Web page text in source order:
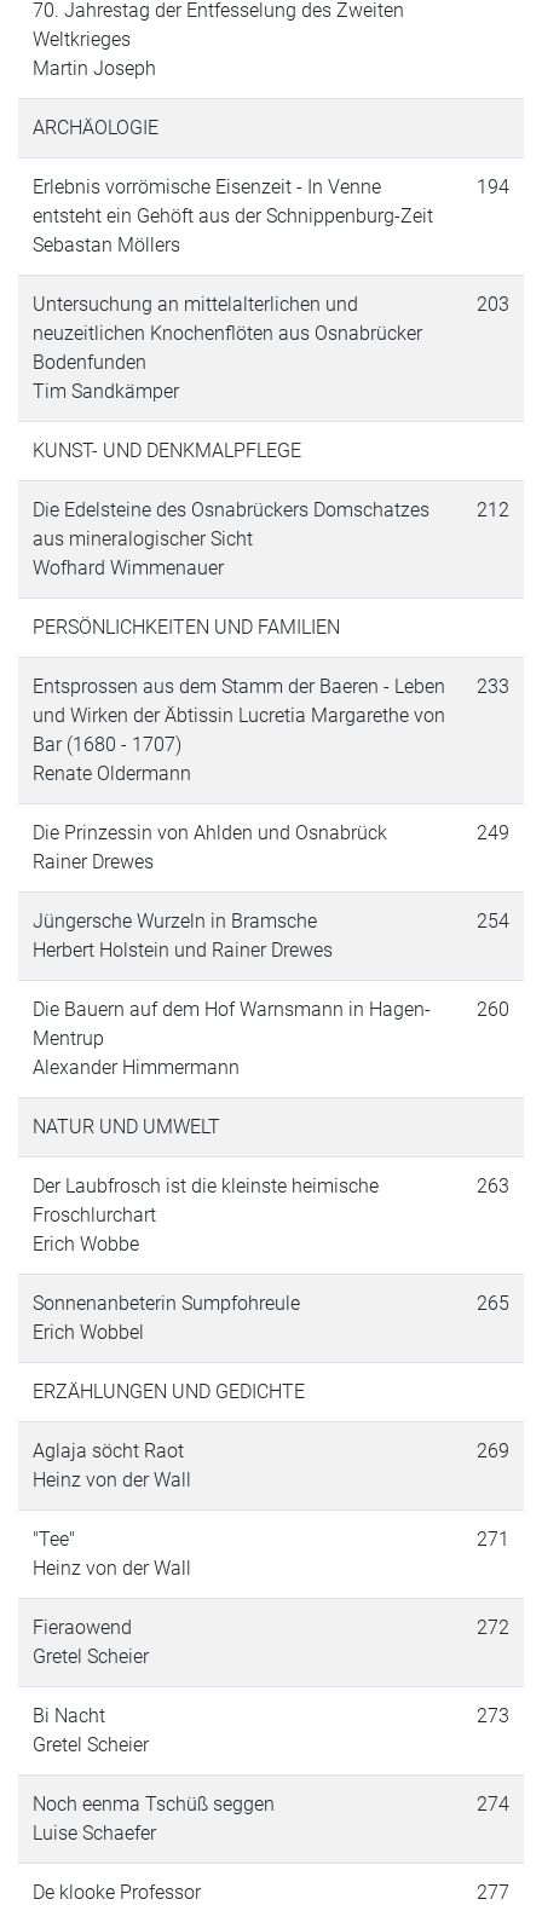
70. Jahrestag der Entfesselung des Zweiten
Weltkrieges
Martin Joseph
ARCHÄOLOGIE
Erlebnis vorrömische Eisenzeit - In Venne
entsteht ein Gehöft aus der Schnippenburg-Zeit
Sebastan Möllers
194
Untersuchung an mittelalterlichen und
neuzeitlichen Knochenflöten aus Osnabrücker
Bodenfunden
Tim Sandkämper
203
KUNST- UND DENKMALPFLEGE
Die Edelsteine des Osnabrückers Domschatzes
aus mineralogischer Sicht
Wofhard Wimmenauer
212
PERSÖNLICHKEITEN UND FAMILIEN
Entsprossen aus dem Stamm der Baeren - Leben
und Wirken der Äbtissin Lucretia Margarethe von
Bar (1680 - 1707)
Renate Oldermann
233
Die Prinzessin von Ahlden und Osnabrück
Rainer Drewes
249
Jüngersche Wurzeln in Bramsche
Herbert Holstein und Rainer Drewes
254
Die Bauern auf dem Hof Warnsmann in Hagen-
Mentrup
Alexander Himmermann
260
NATUR UND UMWELT
Der Laubfrosch ist die kleinste heimische
Froschlurchart
Erich Wobbe
263
Sonnenanbeterin Sumpfohreule
Erich Wobbel
265
ERZÄHLUNGEN UND GEDICHTE
Aglaja söcht Raot
Heinz von der Wall
269
"Tee"
Heinz von der Wall
271
Fieraowend
Gretel Scheier
272
Bi Nacht
Gretel Scheier
273
Noch eenma Tschüß seggen
Luise Schaefer
274
De klooke Professor
277